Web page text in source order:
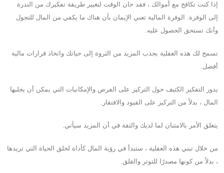
إذا كنت تكافح مع أموالك ، فقد حان الوقت لتغيير طريقة تفكيرك من الندرة
إلى الوفرة. الوفرة المالية تعني الإيمان بأن هناك ما يكفي من المال للتجول
وأنك تستحق الحصول عليه.
تسمح لك هذه العقلية بجذب المزيد من الثروة إلى حياتك واتخاذ قرارات مالية
أفضل.
يدور التفكير الكثيف حول التركيز على الفرص والإمكانيات التي يمكن أن يجلبها
المال ، بدلاً من التركيز على القيود والافتقار.
يتعلق الأمر بالامتنان لما لديك والثقة في أن المزيد سيأتي.
من خلال تبني هذه العقلية ، ستبدأ في رؤية المال كأداة لخلق الحياة التي تريدها
، بدلاً من كونها مصدرًا للتوتر والقلق.